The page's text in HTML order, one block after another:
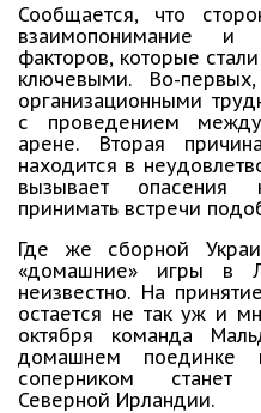
Сообщается, что
взаимопонимание и
факторов, которые
ключевыми. Во-
организационными
с проведением
арене. Вторая
находится в
вызывает опасения
принимать встречи
Где же сборной
«домашние» игры в
неизвестно. На
остается не так уж и
октября команда
домашнем поединке
соперником станет
Северной Ирландии.